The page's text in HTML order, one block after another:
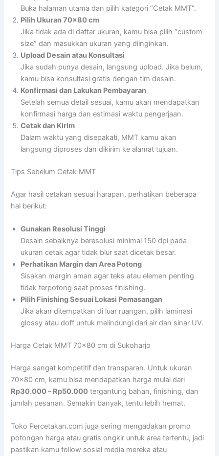
Buka halaman utama dan pilih kategori “Cetak MMT”.
Pilih Ukuran 70×80 cm
Jika tidak ada di daftar ukuran, kamu bisa pilih “custom
size” dan masukkan ukuran yang diinginkan.
Upload Desain atau Konsultasi
Jika sudah punya desain, langsung upload. Jika belum,
kamu bisa konsultasi gratis dengan tim desain.
Konfirmasi dan Lakukan Pembayaran
Setelah semua detail sesuai, kamu akan mendapatkan
konfirmasi harga dan estimasi waktu pengerjaan.
Cetak dan Kirim
Dalam waktu yang disepakati, MMT kamu akan
langsung diproses dan dikirim ke alamat tujuan.
Tips Sebelum Cetak MMT
Agar hasil cetakan sesuai harapan, perhatikan beberapa
hal berikut:
Gunakan Resolusi Tinggi
Desain sebaiknya beresolusi minimal 150 dpi pada
ukuran cetak agar tidak blur saat dicetak besar.
Perhatikan Margin dan Area Potong
Sisakan margin aman agar teks atau elemen penting
tidak terpotong saat proses finishing.
Pilih Finishing Sesuai Lokasi Pemasangan
Jika akan ditempatkan di luar ruangan, pilih laminasi
glossy atau doff untuk melindungi dari air dan sinar UV.
Harga Cetak MMT 70×80 cm di Sukoharjo
Harga sangat kompetitif dan transparan. Untuk ukuran
70×80 cm, kamu bisa mendapatkan harga mulai dari
Rp30.000 – Rp50.000 tergantung bahan, finishing, dan
jumlah pesanan. Semakin banyak, tentu lebih hemat.
Toko Percetakan.com juga sering mengadakan promo
potongan harga atau gratis ongkir untuk area tertentu, jadi
pastikan kamu follow sosial media mereka atau